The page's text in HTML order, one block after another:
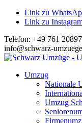
Link zu
Link zu
Telefon: +49 761
info@schwarz-
Umzug
Nationale
Umzug